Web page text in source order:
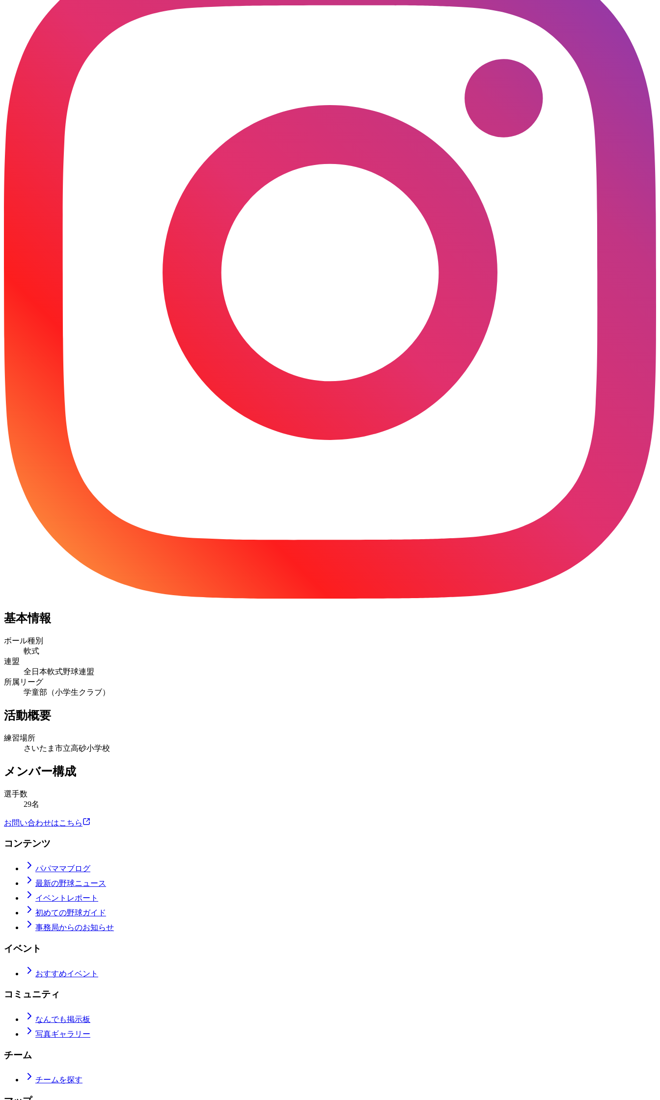
基本情報
ボール種別
軟式
連盟
全日本軟式野球連盟
所属リーグ
学童部（小学生クラブ）
活動概要
練習場所
さいたま市立高砂小学校
メンバー構成
選手数
29名
お問い合わせはこちら
コンテンツ
パパママブログ
最新の野球ニュース
イベントレポート
初めての野球ガイド
事務局からのお知らせ
イベント
おすすめイベント
コミュニティ
なんでも掲示板
写真ギャラリー
チーム
チームを探す